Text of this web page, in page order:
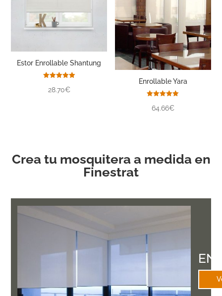
Estor Enrollable Shantung
con
28.70€
Enrollable Yara
con
64.66€
Crea tu mosquitera a medida en
Finestrat